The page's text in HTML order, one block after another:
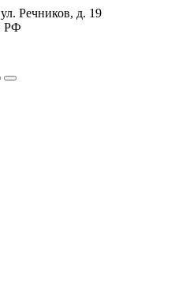
Речников, д. 19
РФ